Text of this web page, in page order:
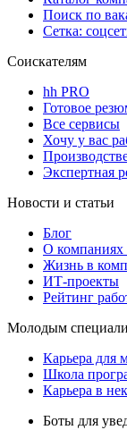
Поиск по
Сетка:
Соискателям
hh PRO
Готовое
Все сервисы
Хочу у вас
Экспертная
Новости и статьи
Блог
О компаниях
Жизнь в
ИТ-проекты
Рейтинг
Молодым
Карьера для
Школа
Карьера в
Боты для